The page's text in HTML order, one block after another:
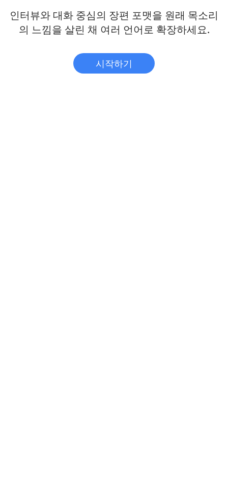
인터뷰와 대화 중심의 장편 포맷을 원래 목소리
의 느낌을 살린 채 여러 언어로 확장하세요.
시작하기